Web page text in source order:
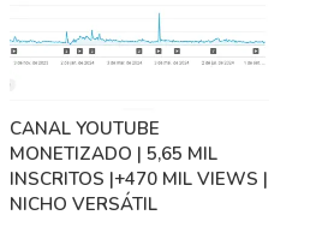
CANAL YOUTUBE
MONETIZADO | 5,65 MIL
INSCRITOS |+470 MIL VIEWS |
NICHO VERSÁTIL